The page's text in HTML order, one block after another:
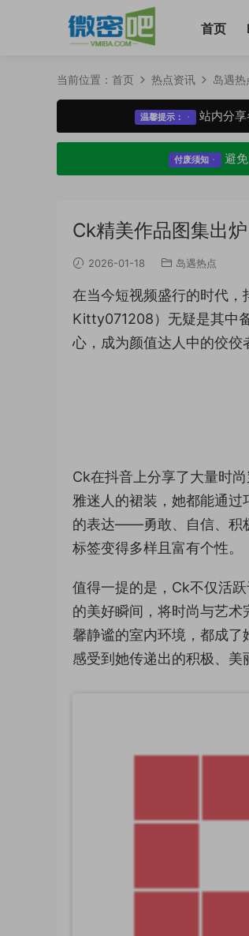
首页
当前位置： 首页 热点资讯 岛遇热
温馨提示： 站内分
付废须知 避
Ck精美作品图集出
2026-01-18 岛遇热点
在当今短视频盛行的时代
Kitty071208）无疑是其中
心，成为颜值达人中的佼佼
Ck在抖音上分享了大量时
雅迷人的裙装，她都能通
的表达——勇敢、自信、积
标签变得多样且富有个性。
值得一提的是，Ck不仅活
的美好瞬间，将时尚与艺
馨静谧的室内环境，都成
感受到她传递出的积极、美